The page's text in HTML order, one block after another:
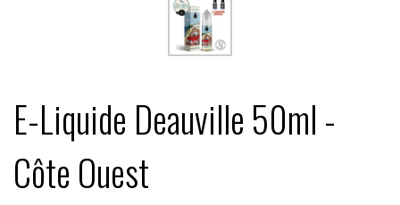
E-Liquide Deauville 50ml -
Côte Ouest